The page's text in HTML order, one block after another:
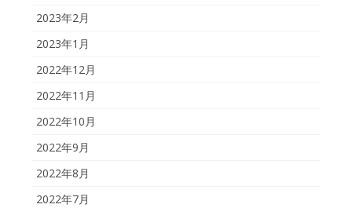
2023年2月
2023年1月
2022年12月
2022年11月
2022年10月
2022年9月
2022年8月
2022年7月